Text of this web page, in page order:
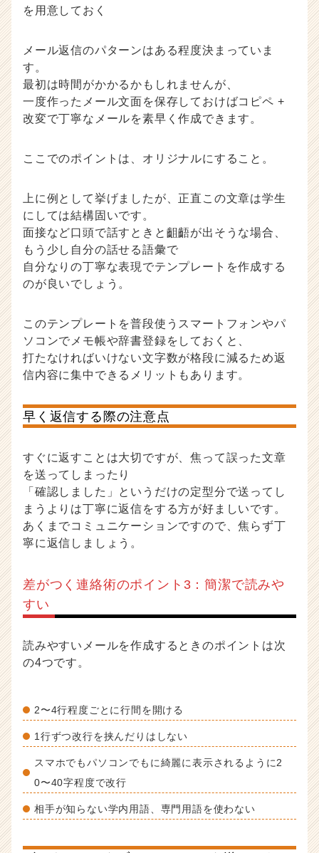
を用意しておく
メール返信のパターンはある程度決まっていま
す。
最初は時間がかかるかもしれませんが、
一度作ったメール文面を保存しておけばコピペ +
改変で丁寧なメールを素早く作成できます。
ここでのポイントは、オリジナルにすること。
上に例として挙げましたが、正直この文章は学生
にしては結構固いです。
面接など口頭で話すときと齟齬が出そうな場合、
もう少し自分の話せる語彙で
自分なりの丁寧な表現でテンプレートを作成する
のが良いでしょう。
このテンプレートを普段使うスマートフォンやパ
ソコンでメモ帳や辞書登録をしておくと、
打たなければいけない文字数が格段に減るため返
信内容に集中できるメリットもあります。
早く返信する際の注意点
すぐに返すことは大切ですが、焦って誤った文章
を送ってしまったり
「確認しました」というだけの定型分で送ってし
まうよりは丁寧に返信をする方が好ましいです。
あくまでコミュニケーションですので、焦らず丁
寧に返信しましょう。
差がつく連絡術のポイント3：簡潔で読みや
すい
読みやすいメールを作成するときのポイントは次
の4つです。
2〜4行程度ごとに行間を開ける
1行ずつ改行を挟んだりはしない
スマホでもパソコンでもに綺麗に表示されるように2
0〜40字程度で改行
相手が知らない学内用語、専門用語を使わない